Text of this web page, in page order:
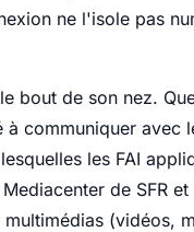
ne l'isole pas
bout de son nez.
communiquer avec
les FAI
de SFR
(vidéos,